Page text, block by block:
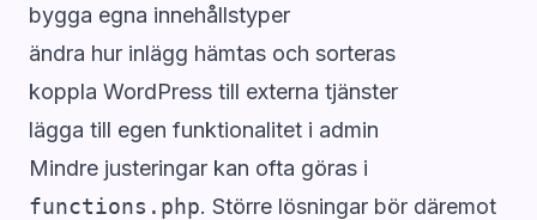
bygga egna innehållstyper
ändra hur inlägg hämtas och sorteras
koppla WordPress till externa tjänster
lägga till egen funktionalitet i admin
Mindre justeringar kan ofta göras i
functions.php. Större lösningar bör däremot